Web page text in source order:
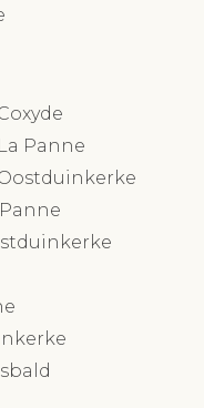
Panne